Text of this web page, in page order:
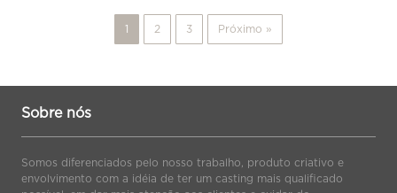
1 2 3 Próximo »
Sobre nós
Somos diferenciados pelo nosso trabalho, produto criativo e
envolvimento com a idéia de ter um casting mais qualificado